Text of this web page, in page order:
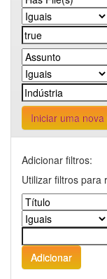
Iniciar uma
Adicionar filtros:
Utilizar filtros para